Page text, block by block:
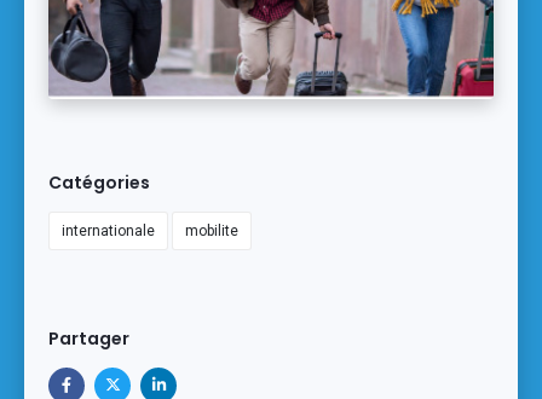
Catégories
internationale mobilite
Partager